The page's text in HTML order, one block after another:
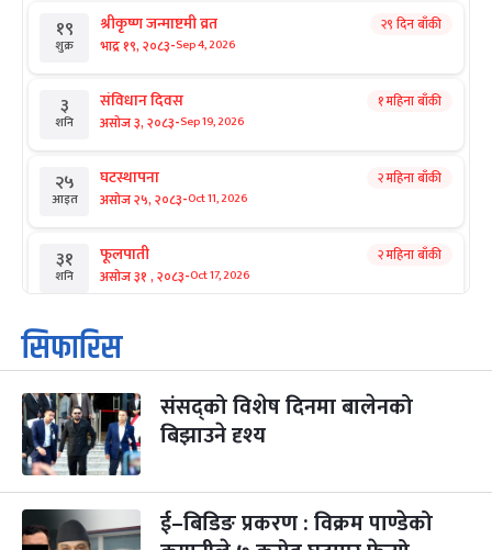
१९
शुक्र
श्रीकृष्ण जन्माष्टमी व्रत
भाद्र १९, २०८३-Sep 4, 2026
२९ दिन बाँकी
३
शनि
संविधान दिवस
असोज ३, २०८३-Sep 19, 2026
१ महिना बाँकी
२५
आइत
घटस्थापना
असोज २५, २०८३-Oct 11, 2026
२ महिना बाँकी
३१
शनि
फूलपाती
असोज ३१ , २०८३-Oct 17, 2026
२ महिना बाँकी
१
आइत
कार्तिक सङ्क्रान्ति
कार्तिक १, २०८३
३
मंगल
महानवमी
कार्तिक ३, २०८३-Oct 20, 2026
२ महिना बाँकी
४
बुध कार्तिक ४, २०८३ -Oct 21, 2026
सिफारिस
संसद्को विशेष दिनमा बालेनको
बिझाउने दृश्य
ई–बिडिङ प्रकरण : विक्रम पाण्डेको